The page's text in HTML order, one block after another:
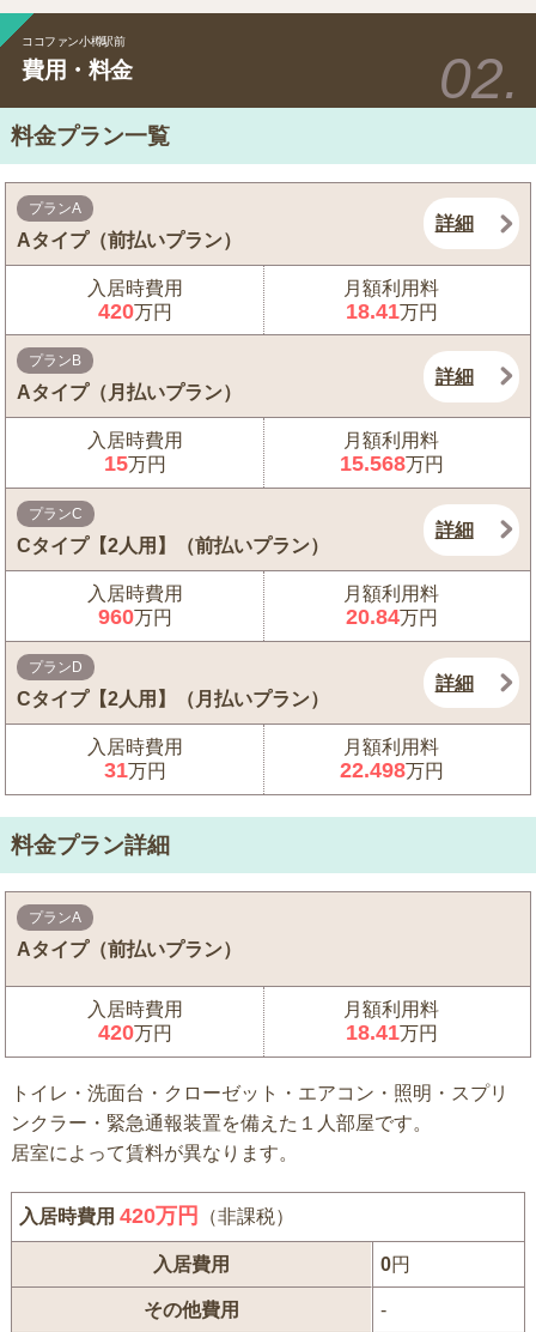
ココファン小樽駅前
費用・料金
料金プラン一覧
プランA
Aタイプ（前払いプラン）
詳細
入居時費用
420万円
月額利用料
18.41万円
プランB
Aタイプ（月払いプラン）
詳細
入居時費用
15万円
月額利用料
15.568万円
プランC
Cタイプ【2人用】（前払いプラン）
詳細
入居時費用
960万円
月額利用料
20.84万円
プランD
Cタイプ【2人用】（月払いプラン）
詳細
入居時費用
31万円
月額利用料
22.498万円
料金プラン詳細
プランA
Aタイプ（前払いプラン）
入居時費用
420万円
月額利用料
18.41万円
トイレ・洗面台・クローゼット・エアコン・照明・スプリ
ンクラー・緊急通報装置を備えた１人部屋です。
居室によって賃料が異なります。
入居時費用420万円 （非課税）
入居費用 0円
その他費用 -